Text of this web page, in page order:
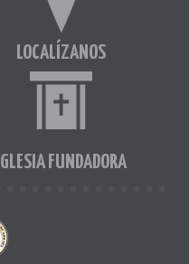
LOCALÍZANOS
IGLESIA FUNDADORA